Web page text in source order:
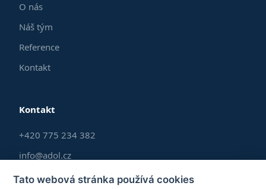
O nás
Náš tým
Reference
Kontakt
Kontakt
+420 775 234 382
info@adol.cz
Po–Pá 9:00–17:00
Tato webová stránka používá cookies